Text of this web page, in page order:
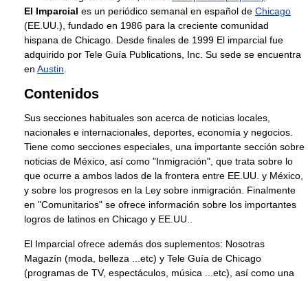
El Imparcial es un periódico semanal en español de Chicago
(EE.UU.), fundado en 1986 para la creciente comunidad
hispana de Chicago. Desde finales de 1999 El imparcial fue
adquirido por Tele Guía Publications, Inc. Su sede se encuentra
en Austin
Contenidos
Sus secciones habituales son acerca de noticias locales,
nacionales e internacionales, deportes, economía y negocios.
Tiene como secciones especiales, una importante sección sobre
noticias de México, así como "Inmigración", que trata sobre lo
que ocurre a ambos lados de la frontera entre EE.UU. y México,
y sobre los progresos en la Ley sobre inmigración. Finalmente
en "Comunitarios" se ofrece información sobre los importantes
logros de latinos en Chicago y EE.UU..
El Imparcial ofrece además dos suplementos: Nosotras
Magazín (moda, belleza ...etc) y Tele Guía de Chicago
(programas de TV, espectáculos, música ...etc), así como una